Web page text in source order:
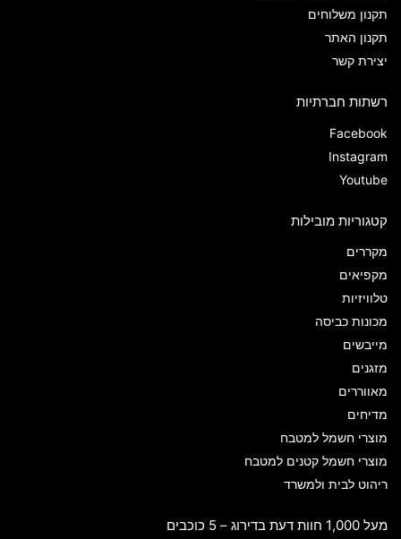
תקנון משלוחים
תקנון האתר
יצירת קשר
רשתות חברתיות
Facebook
Instagram
Youtube
קטגוריות מובילות
מקררים
מקפיאים
טלוויזיות
מכונות כביסה
מייבשים
מזגנים
מאווררים
מדיחים
מוצרי חשמל למטבח
מוצרי חשמל קטנים למטבח
ריהוט לבית ולמשרד
מעל 1,000 חוות דעת בדירוג – 5 כוכבים